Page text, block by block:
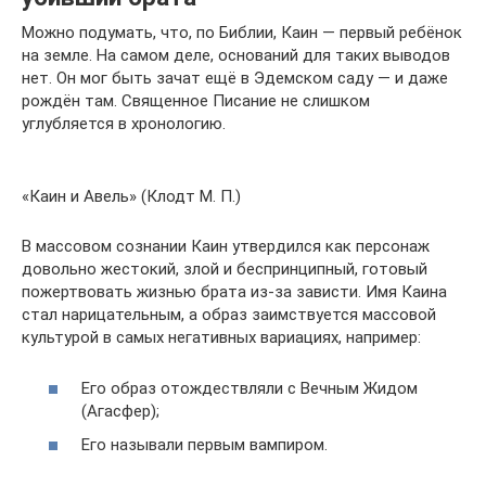
Можно подумать, что, по Библии, Каин — первый ребёнок
на земле. На самом деле, оснований для таких выводов
нет. Он мог быть зачат ещё в Эдемском саду — и даже
рождён там. Священное Писание не слишком
углубляется в хронологию.
«Каин и Авель» (Клодт М. П.)
В массовом сознании Каин утвердился как персонаж
довольно жестокий, злой и беспринципный, готовый
пожертвовать жизнью брата из-за зависти. Имя Каина
стал нарицательным, а образ заимствуется массовой
культурой в самых негативных вариациях, например:
Его образ отождествляли с Вечным Жидом
(Агасфер);
Его называли первым вампиром.